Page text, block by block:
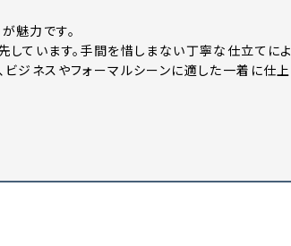
魅力です。
ています。手間を惜しまない丁寧な仕立てによ
ジネスやフォーマルシーンに適した一着に仕上